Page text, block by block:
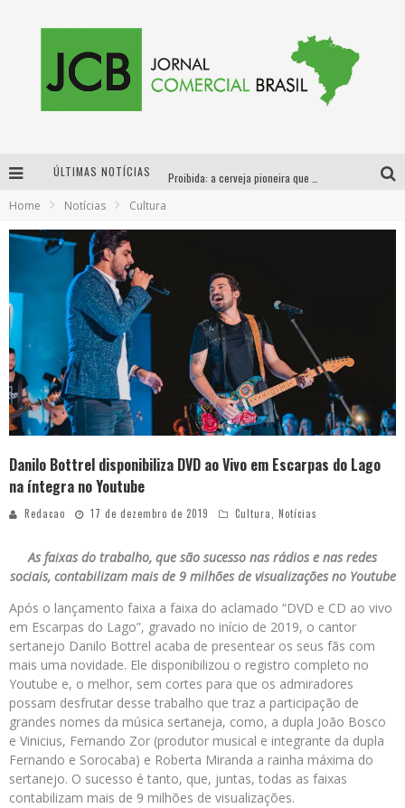
ÚLTIMAS NOTÍCIAS
Home Notícias Cultura
Danilo Bottrel disponibiliza DVD ao Vivo em Escarpas do Lago
na íntegra no Youtube
Redacao 17 de dezembro de 2019 Cultura, Notícias
As faixas do trabalho, que são sucesso nas rádios e nas redes
sociais, contabilizam mais de 9 milhões de visualizações no Youtube
Após o lançamento faixa a faixa do aclamado “DVD e CD ao vivo
em Escarpas do Lago”, gravado no início de 2019, o cantor
sertanejo Danilo Bottrel acaba de presentear os seus fãs com
mais uma novidade. Ele disponibilizou o registro completo no
Youtube e, o melhor, sem cortes para que os admiradores
possam desfrutar desse trabalho que traz a participação de
grandes nomes da música sertaneja, como, a dupla João Bosco
e Vinicius, Fernando Zor (produtor musical e integrante da dupla
Fernando e Sorocaba) e Roberta Miranda a rainha máxima do
sertanejo. O sucesso é tanto, que, juntas, todas as faixas
contabilizam mais de 9 milhões de visualizações.